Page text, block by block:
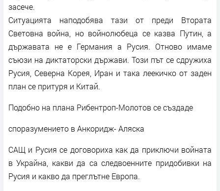
засече.
Ситуацията наподобява тази от преди Втората
Световна война, но войнолюбеца се казва Путин, а
държавата не е Германия а Русия. Отново имаме
съюзи на диктаторски държави. Този път се сдружиха
Русия, Северна Корея, Иран и така леекичко от заден
план се притуря и Китай.
Подобно на плана Рибентроп-Молотов се създаде
споразумението в Анкоридж- Аляска
САЩ и Русия се договориха как да приключи войната
в Украйна, какви да са следвоенните придобивки на
Русия и какво да преглътне Европа.